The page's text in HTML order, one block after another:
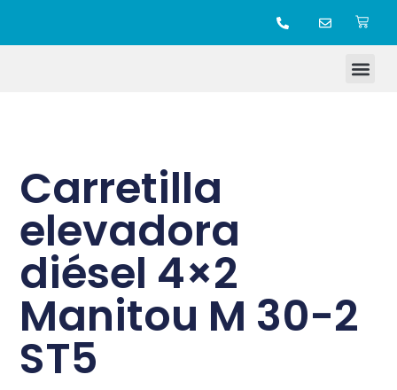
Carretilla
elevadora
diésel 4×2
Manitou M 30-2
ST5